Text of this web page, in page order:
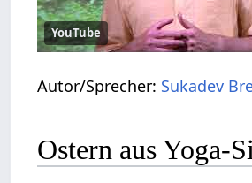
YouTube
Autor/Sprecher: Sukadev
Ostern aus Yoga-